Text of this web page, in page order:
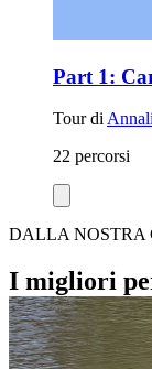
Part 1:
Tour di
22 percorsi
DALLA NOSTRA
I migliori